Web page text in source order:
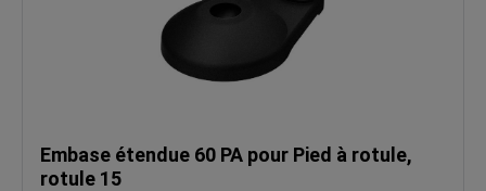
Embase étendue 60 PA pour Pied à rotule,
rotule 15